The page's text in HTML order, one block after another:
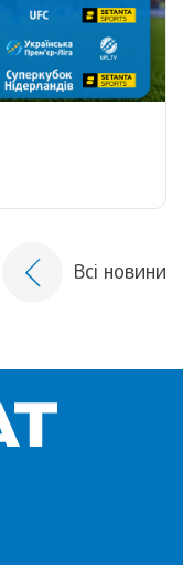
Всі новини